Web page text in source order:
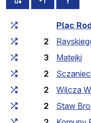
Czas przejazdu
Plac
2
3
Matejki
2
2
Wilcza
2
Staw